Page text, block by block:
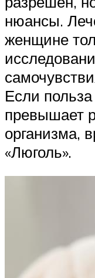
нюансы.
женщине
Если
превышает
организма,
«Люголь».